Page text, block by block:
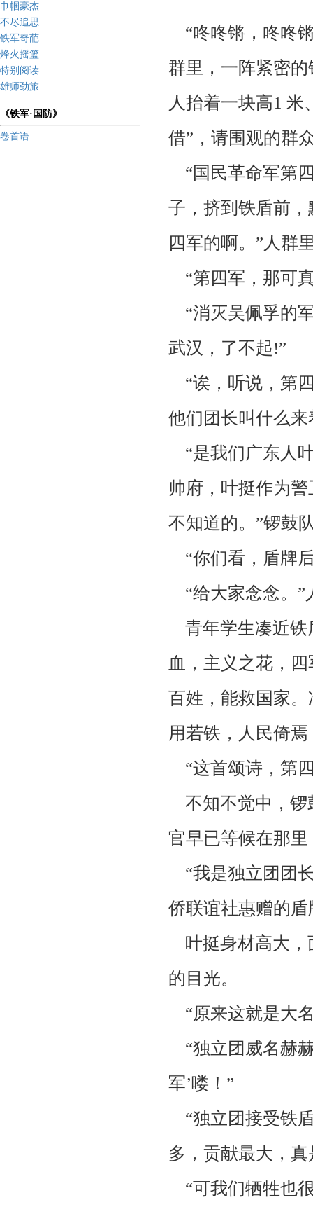
巾帼豪杰
不尽追思
铁军奇葩
烽火摇篮
特别阅读
雄师劲旅
《铁军·国防》
卷首语
“咚咚锵，咚咚
群里，一阵紧密
人抬着一块高1 米
借”，请围观的群
“国民革命军第
子，挤到铁盾前
四军的啊。”人群
“第四军，那可
“消灭吴佩孚的
武汉，了不起!”
“诶，听说，第
他们团长叫什么来
“是我们广东人
帅府，叶挺作为
不知道的。”锣鼓
“你们看，盾牌
“给大家念念。”
青年学生凑近铁
血，主义之花，
百姓，能救国家
用若铁，人民倚焉
“这首颂诗，第
不知不觉中，锣
官早已等候在那
“我是独立团团
侨联谊社惠赠的
叶挺身材高大，
的目光。
“原来这就是大
“独立团威名赫
军’喽！”
“独立团接受铁
多，贡献最大，
“可我们牺牲也